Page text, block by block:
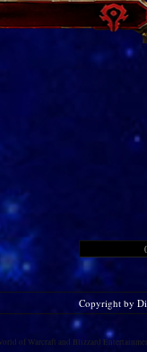
Copyright by
of Warcraft and Blizzard